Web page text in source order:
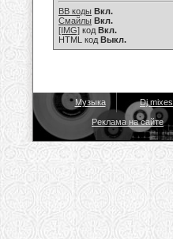
BB коды Вкл.
Смайлы Вкл.
[IMG] код Вкл.
HTML код Выкл.
Музыка Dj mixes
Реклама на сайте